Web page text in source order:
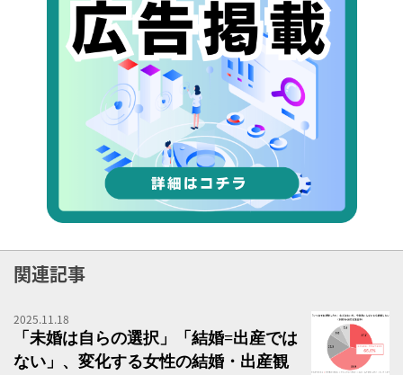
関連記事
2025.11.18
「未婚は自らの選択」「結婚=出産では
ない」、変化する女性の結婚・出産観